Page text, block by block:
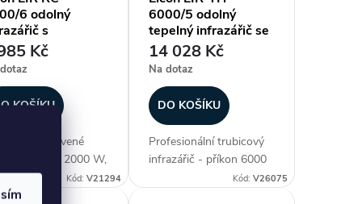
6 odolný
s
ovládáním
Kč
KOŠÍKU
infračervené
- příkon 2000 W,
panelu 600 mm,
(krytí IP 67),
Kód:V21294
6000/5 odolný
tepelný infrazářič se
třemi trubicemi a
dálkovým ovládáním
14 028 Kč
Na dotaz
DO KOŠÍKU
Profesionální trubicový
infrazářič - příkon 6000
W, délka panelu 500
Kód: V26075